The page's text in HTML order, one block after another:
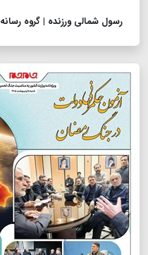
رسول شمالی ورزنده | گروه رسانه